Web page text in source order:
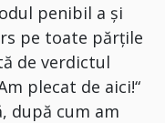
penibil a și
pe toate părțile
de verdictul
plecat de aici!“
după cum am